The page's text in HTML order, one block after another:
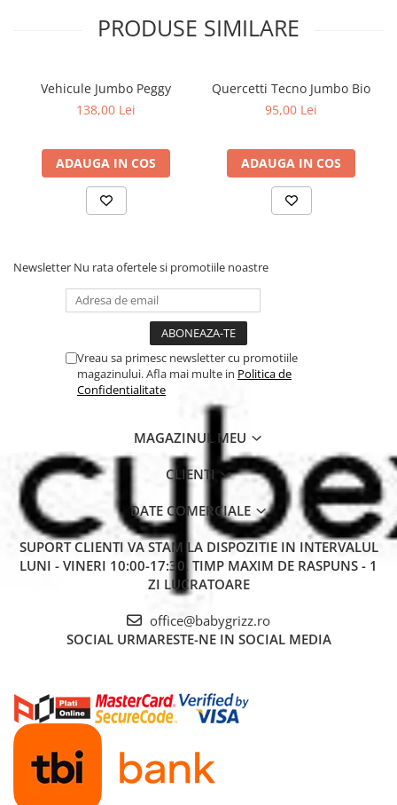
PRODUSE SIMILARE
Vehicule Jumbo Peggy
138,00 Lei
ADAUGA IN COS
Quercetti Tecno Jumbo Bio
95,00 Lei
ADAUGA IN COS
Newsletter Nu rata ofertele si promotiile noastre
Vreau sa primesc newsletter cu promotiile
magazinului. Afla mai multe in Politica de
Confidentialitate
MAGAZINUL MEU
CLIENTI
DATE COMERCIALE
SUPORT CLIENTI VA STAM LA DISPOZITIE IN INTERVALUL
LUNI - VINERI 10:00-17:30. TIMP MAXIM DE RASPUNS - 1
ZI LUCRATOARE
office@babygrizz.ro
SOCIAL URMARESTE-NE IN SOCIAL MEDIA